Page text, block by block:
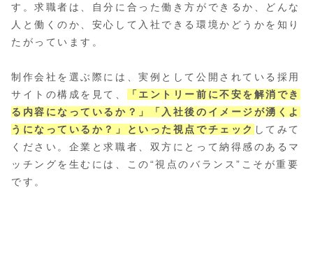
す。求職者は、自分に合った働き方ができるか、どんな
人と働くのか、安心して入社できる環境かどうかを知り
たがっています。
制作会社を選ぶ際には、実例として公開されている採用
サイトの構成を見て、
「エントリー前に不安を解消でき
る内容になっているか？」「入社後のイメージが湧くよ
うになっているか？」といった視点でチェック してみて
ください。企業と求職者、双方にとって納得感のあるマ
ッチングを生むには、この“視点のバランス”こそが重要
です。